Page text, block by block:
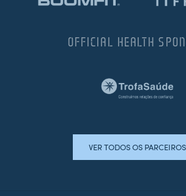
OFFICIAL HEALTH
VER TODOS OS PARCEIROS